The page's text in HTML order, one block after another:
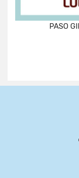
PASO